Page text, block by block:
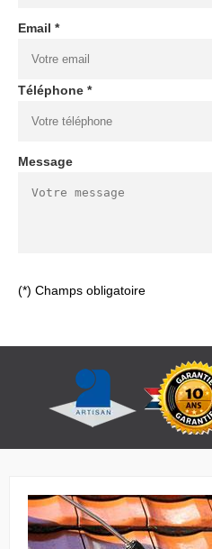
Email *
Téléphone *
Message
(*) Champs obligatoire